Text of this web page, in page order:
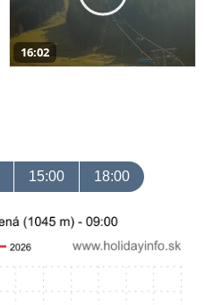
16:02
15:00 18:00